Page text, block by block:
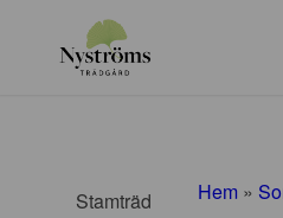
Stamträd
Hem »